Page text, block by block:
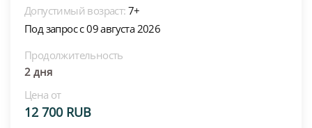
Допустимый возраст: 7+
Под запрос с 09 августа 2026
Продолжительность
2 дня
Цена от
12 700 RUB